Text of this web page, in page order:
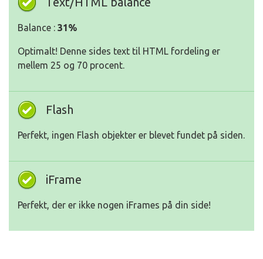
Balance : 31%
Optimalt! Denne sides text til HTML fordeling er
mellem 25 og 70 procent.
Flash
Perfekt, ingen Flash objekter er blevet fundet på siden.
iFrame
Perfekt, der er ikke nogen iFrames på din side!